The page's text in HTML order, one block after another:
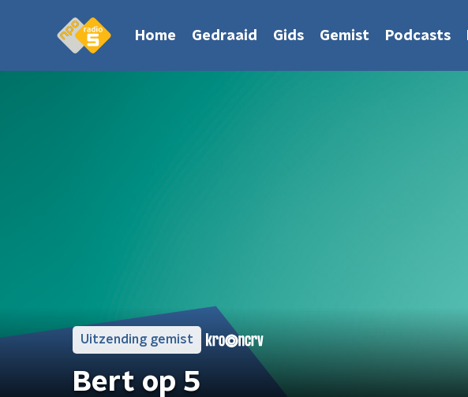
Home Gedraaid Gids Gemist Podcasts
Uitzending gemist
Bert op 5